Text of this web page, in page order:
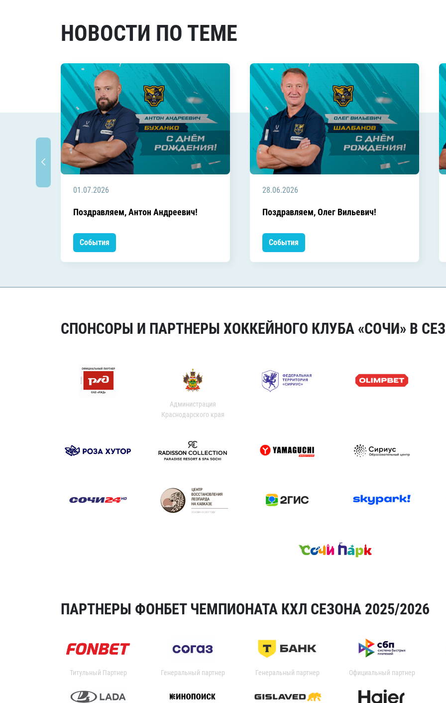
НОВОСТИ ПО ТЕМЕ
01.07.2026
Поздравляем, Антон Андреевич!
События
28.06.2026
Поздравляем, Олег Вильевич!
События
СПОНСОРЫ И ПАРТНЕРЫ ХОККЕЙНОГО КЛУБА «СОЧИ» В
Администрация
Краснодарского края
ПАРТНЕРЫ ФОНБЕТ ЧЕМПИОНАТА КХЛ СЕЗОНА 2025/2026
Титульный Партнер Генеральный партнер Генеральный партнер Официальный партнер